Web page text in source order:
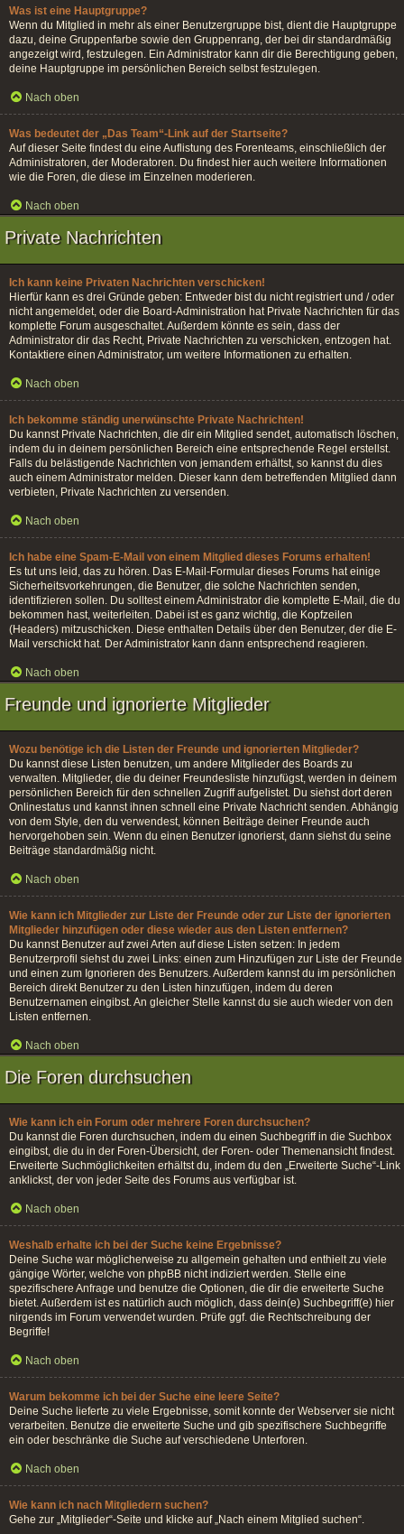
Was ist eine Hauptgruppe?
Wenn du Mitglied in mehr als einer Benutzergruppe bist, dient die Hauptgruppe
dazu, deine Gruppenfarbe sowie den Gruppenrang, der bei dir standardmäßig
angezeigt wird, festzulegen. Ein Administrator kann dir die Berechtigung geben,
deine Hauptgruppe im persönlichen Bereich selbst festzulegen.
Nach oben
Was bedeutet der „Das Team“-Link auf der Startseite?
Auf dieser Seite findest du eine Auflistung des Forenteams, einschließlich der
Administratoren, der Moderatoren. Du findest hier auch weitere Informationen
wie die Foren, die diese im Einzelnen moderieren.
Nach oben
Private Nachrichten
Ich kann keine Privaten Nachrichten verschicken!
Hierfür kann es drei Gründe geben: Entweder bist du nicht registriert und / oder
nicht angemeldet, oder die Board-Administration hat Private Nachrichten für das
komplette Forum ausgeschaltet. Außerdem könnte es sein, dass der
Administrator dir das Recht, Private Nachrichten zu verschicken, entzogen hat.
Kontaktiere einen Administrator, um weitere Informationen zu erhalten.
Nach oben
Ich bekomme ständig unerwünschte Private Nachrichten!
Du kannst Private Nachrichten, die dir ein Mitglied sendet, automatisch löschen,
indem du in deinem persönlichen Bereich eine entsprechende Regel erstellst.
Falls du belästigende Nachrichten von jemandem erhältst, so kannst du dies
auch einem Administrator melden. Dieser kann dem betreffenden Mitglied dann
verbieten, Private Nachrichten zu versenden.
Nach oben
Ich habe eine Spam-E-Mail von einem Mitglied dieses Forums erhalten!
Es tut uns leid, das zu hören. Das E-Mail-Formular dieses Forums hat einige
Sicherheitsvorkehrungen, die Benutzer, die solche Nachrichten senden,
identifizieren sollen. Du solltest einem Administrator die komplette E-Mail, die du
bekommen hast, weiterleiten. Dabei ist es ganz wichtig, die Kopfzeilen
(Headers) mitzuschicken. Diese enthalten Details über den Benutzer, der die E-
Mail verschickt hat. Der Administrator kann dann entsprechend reagieren.
Nach oben
Freunde und ignorierte Mitglieder
Wozu benötige ich die Listen der Freunde und ignorierten Mitglieder?
Du kannst diese Listen benutzen, um andere Mitglieder des Boards zu
verwalten. Mitglieder, die du deiner Freundesliste hinzufügst, werden in deinem
persönlichen Bereich für den schnellen Zugriff aufgelistet. Du siehst dort deren
Onlinestatus und kannst ihnen schnell eine Private Nachricht senden. Abhängig
von dem Style, den du verwendest, können Beiträge deiner Freunde auch
hervorgehoben sein. Wenn du einen Benutzer ignorierst, dann siehst du seine
Beiträge standardmäßig nicht.
Nach oben
Wie kann ich Mitglieder zur Liste der Freunde oder zur Liste der ignorierten
Mitglieder hinzufügen oder diese wieder aus den Listen entfernen?
Du kannst Benutzer auf zwei Arten auf diese Listen setzen: In jedem
Benutzerprofil siehst du zwei Links: einen zum Hinzufügen zur Liste der Freunde
und einen zum Ignorieren des Benutzers. Außerdem kannst du im persönlichen
Bereich direkt Benutzer zu den Listen hinzufügen, indem du deren
Benutzernamen eingibst. An gleicher Stelle kannst du sie auch wieder von den
Listen entfernen.
Nach oben
Die Foren durchsuchen
Wie kann ich ein Forum oder mehrere Foren durchsuchen?
Du kannst die Foren durchsuchen, indem du einen Suchbegriff in die Suchbox
eingibst, die du in der Foren-Übersicht, der Foren- oder Themenansicht findest.
Erweiterte Suchmöglichkeiten erhältst du, indem du den „Erweiterte Suche“-Link
anklickst, der von jeder Seite des Forums aus verfügbar ist.
Nach oben
Weshalb erhalte ich bei der Suche keine Ergebnisse?
Deine Suche war möglicherweise zu allgemein gehalten und enthielt zu viele
gängige Wörter, welche von phpBB nicht indiziert werden. Stelle eine
spezifischere Anfrage und benutze die Optionen, die dir die erweiterte Suche
bietet. Außerdem ist es natürlich auch möglich, dass dein(e) Suchbegriff(e) hier
nirgends im Forum verwendet wurden. Prüfe ggf. die Rechtschreibung der
Begriffe!
Nach oben
Warum bekomme ich bei der Suche eine leere Seite?
Deine Suche lieferte zu viele Ergebnisse, somit konnte der Webserver sie nicht
verarbeiten. Benutze die erweiterte Suche und gib spezifischere Suchbegriffe
ein oder beschränke die Suche auf verschiedene Unterforen.
Nach oben
Wie kann ich nach Mitgliedern suchen?
Gehe zur „Mitglieder“-Seite und klicke auf „Nach einem Mitglied suchen“.